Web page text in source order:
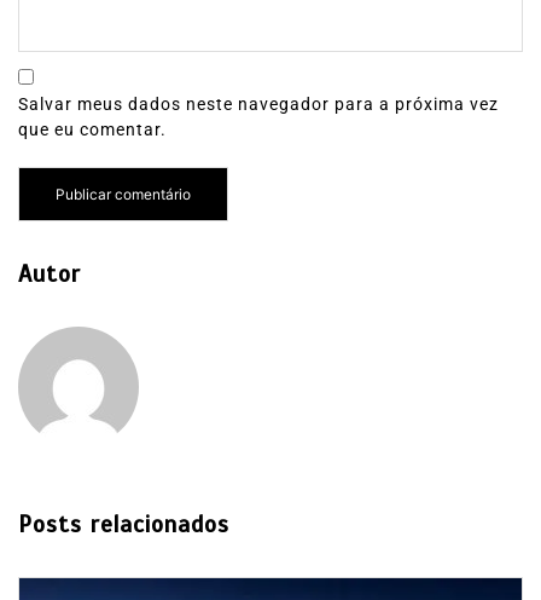
Salvar meus dados neste navegador para a próxima vez
que eu comentar.
Autor
Posts relacionados